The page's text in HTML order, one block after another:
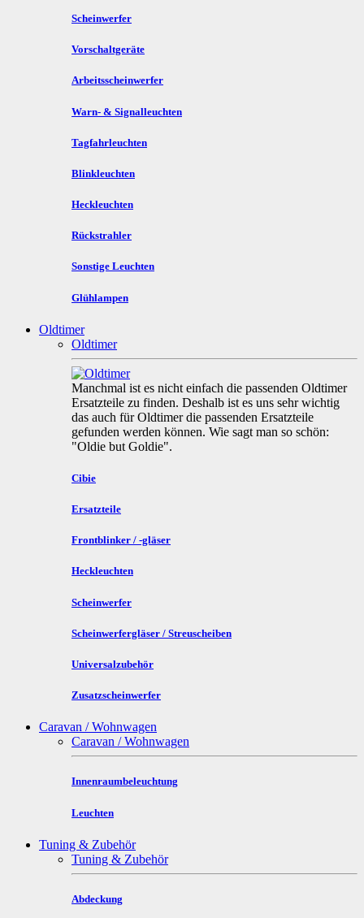
Scheinwerfer
Vorschaltgeräte
Arbeitsscheinwerfer
Warn- & Signalleuchten
Tagfahrleuchten
Blinkleuchten
Heckleuchten
Rückstrahler
Sonstige Leuchten
Glühlampen
Oldtimer
Oldtimer
Manchmal ist es nicht einfach die passenden Oldtimer
Ersatzteile zu finden. Deshalb ist es uns sehr wichtig
das auch für Oldtimer die passenden Ersatzteile
gefunden werden können. Wie sagt man so schön:
"Oldie but Goldie".
Cibie
Ersatzteile
Frontblinker / -gläser
Heckleuchten
Scheinwerfer
Scheinwerfergläser / Streuscheiben
Universalzubehör
Zusatzscheinwerfer
Caravan / Wohnwagen
Caravan / Wohnwagen
Innenraumbeleuchtung
Leuchten
Tuning & Zubehör
Tuning & Zubehör
Abdeckung